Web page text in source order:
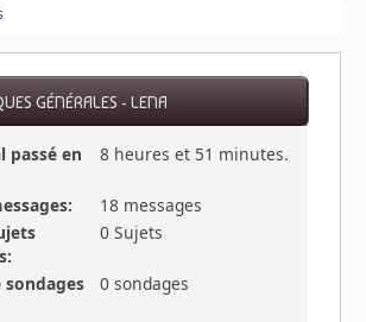
GÉNÉRALES - LENA
passé en
8 heures et 51 minutes.
18 messages
0 Sujets
0 sondages